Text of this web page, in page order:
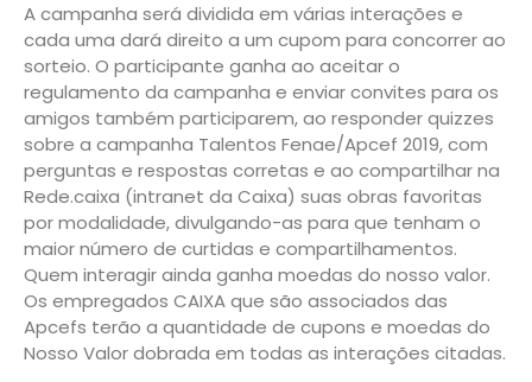
A campanha será dividida em várias interações e
cada uma dará direito a um cupom para concorrer ao
sorteio. O participante ganha ao aceitar o
regulamento da campanha e enviar convites para os
amigos também participarem, ao responder quizzes
sobre a campanha Talentos Fenae/Apcef 2019, com
perguntas e respostas corretas e ao compartilhar na
Rede.caixa (intranet da Caixa) suas obras favoritas
por modalidade, divulgando-as para que tenham o
maior número de curtidas e compartilhamentos.
Quem interagir ainda ganha moedas do nosso valor.
Os empregados CAIXA que são associados das
Apcefs terão a quantidade de cupons e moedas do
Nosso Valor dobrada em todas as interações citadas.